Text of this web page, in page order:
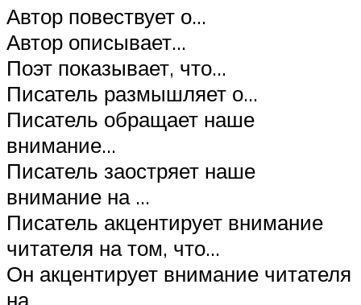
Автор повествует о…
Автор описывает…
Поэт показывает, что…
Писатель размышляет о…
Писатель обращает наше
внимание…
Писатель заостряет наше
внимание на …
Писатель акцентирует внимание
читателя на том, что…
Он акцентирует внимание читателя
на …